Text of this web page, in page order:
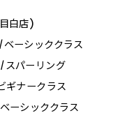
白店)
ーシッククラス
パーリング
ギナークラス
ーシッククラス